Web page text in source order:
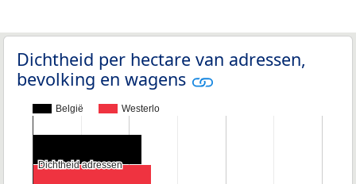
Dichtheid per hectare van adressen,
bevolking en wagens
België Westerlo
Dichtheid adressen
Dichtheid adressen